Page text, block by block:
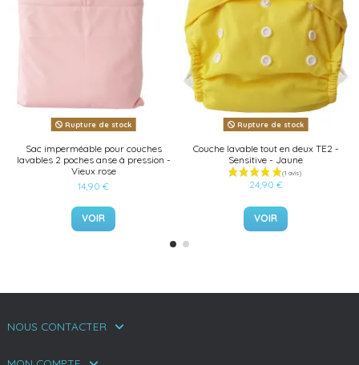
Rupture de stock
Sac imperméable pour couches
lavables 2 poches anse à pression -
Vieux rose
14,90 €
VOIR
Rupture de stock
Couche lavable tout en deux TE2 -
Sensitive - Jaune
24,90 €
VOIR
NOUS CONTACTER